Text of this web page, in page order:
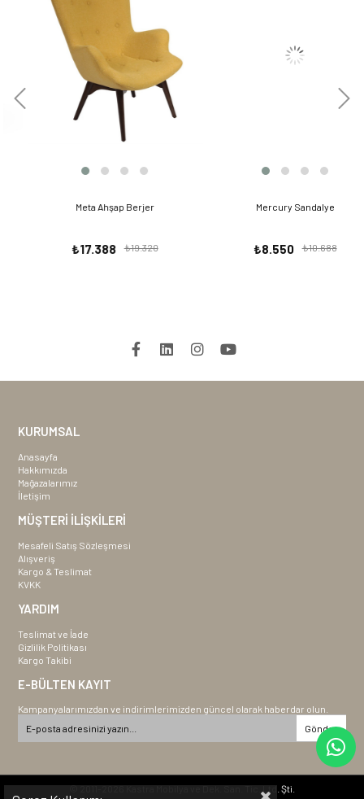
Meta Ahşap Berjer
₺17.388 ₺19.320
Mercury Sandalye
₺8.550 ₺10.688
KURUMSAL
Anasayfa
Hakkımızda
Mağazalarımız
İletişim
MÜŞTERİ İLİŞKİLERİ
Mesafeli Satış Sözleşmesi
Alışveriş
Kargo & Teslimat
KVKK
YARDIM
Teslimat ve İade
Gizlilik Politikası
Kargo Takibi
E-BÜLTEN KAYIT
Kampanyalarımızdan ve indirimlerimizden güncel olarak haberdar olun.
Gönder
© 2011-2026 Kastra Mobilya ve Dek. San. Tic. Ltd. Şti.